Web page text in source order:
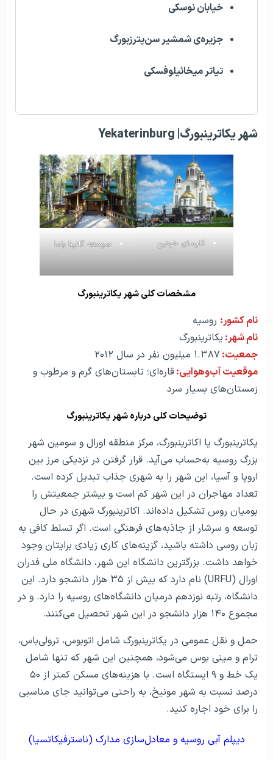
خیابان نوسکی
جزیره‌ی شمشیر سن‌پترزبورگ
تیاتر میخائیلوفسکی
شهر یکاترینبورگ| Yekaterinburg
کلیسای خونین صومعه گانینا یاما
مشخصات کلی شهر یکاترینبورگ
نام کشور: روسیه
نام شهر: یکاترینبورگ
جمعیت: ۱.۳۸۷ میلیون نفر در سال ۲۰۱۲
موقعیت آب‌و‌هوایی:قاره‌ای؛ تابستان‌های گرم و مرطوب و
زمستان‌های بسیار سرد
توضیحات کلی درباره شهر یکاترینبورگ
یکاترینبورگ یا اکاترینبورگ، مرکز منطقه اورال و سومین شهر
بزرگ روسیه به‌حساب می‌آید. قرار گرفتن در نزدیکی مرز بین
اروپا و آسیا، این شهر را به شهری جذاب تبدیل کرده است.
تعداد مهاجران در این شهر کم است و بیشتر جمعیتش را
بومیان روس تشکیل داده‌‌اند. اکاترینبورگ شهری در حال
توسعه و سرشار از جاذبه‌های فرهنگی است. اگر تسلط کافی به
زبان روسی داشته باشید، گزینه‌های کاری زیادی برایتان وجود
خواهد داشت. بزرگترین دانشگاه این شهر، دانشگاه ملی فدران
اورال (URFU) نام دارد که بیش از ۳۵ هزار دانشجو دارد. این
دانشگاه، رتبه نوزدهم درمیان دانشگاه‌های روسیه را دارد. و در
مجموع ۱۴۰ هزار دانشجو در این شهر تحصیل می‌کنند.
حمل و نقل عمومی در یکاترینبورگ شامل اتوبوس، ترولی‌باس،
ترام و مینی بوس می‌شود، همچنین این شهر که تنها شامل
یک خط و ۹ ایستگاه است. با هزینه‌های مسکن کمتر از ۵۰
درصد نسبت به شهر مونیخ، به راحتی می‌توانید جای مناسبی
را برای خود اجاره کنید.
دیپلم آبی روسیه و معادل‌سازی مدارک (ناسترفیکاتسیا)